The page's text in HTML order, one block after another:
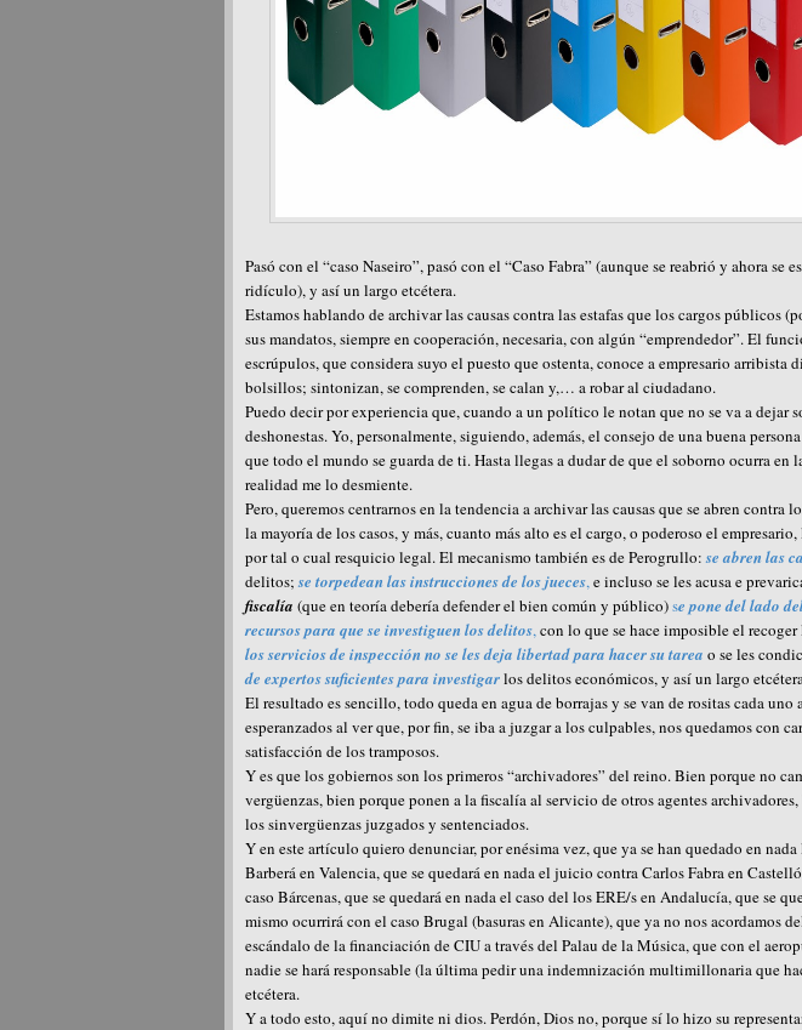
Pasó con el “caso Naseiro”, pasó con el “Caso Fabra” (aunque se reabrió y ahora se
ridículo), y así un largo etcétera.
Estamos hablando de archivar las causas contra las estafas que los cargos públicos
sus mandatos, siempre en cooperación, necesaria, con algún “emprendedor”. El
escrúpulos, que considera suyo el puesto que ostenta, conoce a empresario arribista
bolsillos; sintonizan, se comprenden, se calan y,… a robar al ciudadano.
Puedo decir por experiencia que, cuando a un político le notan que no se va a dejar
deshonestas. Yo, personalmente, siguiendo, además, el consejo de una buena
que todo el mundo se guarda de ti. Hasta llegas a dudar de que el soborno ocurra
realidad me lo desmiente.
Pero, queremos centrarnos en la tendencia a archivar las causas que se abren contra
la mayoría de los casos, y más, cuanto más alto es el cargo, o poderoso el
por tal o cual resquicio legal. El mecanismo también es de Perogrullo: se abren las
delitos; se torpedean las instrucciones de los jueces, e incluso se les acusa e
fiscalía (que en teoría debería defender el bien común y público)se pone del lado
recursos para que se investiguen los delitos, con lo que se hace imposible el
los servicios de inspección no se les deja libertad para hacer su tarea o se les
de expertos suficientes para investigarlos delitos económicos, y así un largo
El resultado es sencillo, todo queda en agua de borrajas y se van de rositas cada uno
esperanzados al ver que, por fin, se iba a juzgar a los culpables, nos quedamos con
satisfacción de los tramposos.
Y es que los gobiernos son los primeros “archivadores” del reino. Bien porque no
vergüenzas, bien porque ponen a la fiscalía al servicio de otros agentes
los sinvergüenzas juzgados y sentenciados.
Y en este artículo quiero denunciar, por enésima vez, que ya se han quedado en
Barberá en Valencia, que se quedará en nada el juicio contra Carlos Fabra en
caso Bárcenas, que se quedará en nada el caso del los ERE/s en Andalucía, que se
mismo ocurrirá con el caso Brugal (basuras en Alicante), que ya no nos acordamos
escándalo de la financiación de CIU a través del Palau de la Música, que con el
nadie se hará responsable (la última pedir una indemnización multimillonaria que
etcétera.
Y a todo esto, aquí no dimite ni dios. Perdón, Dios no, porque sí lo hizo su